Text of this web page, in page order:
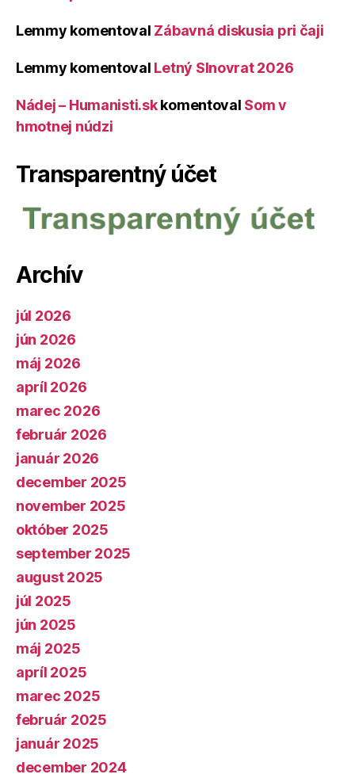
Lemmy komentoval Zábavná diskusia pri čaji
Lemmy komentoval Letný Slnovrat 2026
Nádej – Humanisti.skkomentoval Som v
hmotnej núdzi
Transparentný účet
Archív
júl 2026
jún 2026
máj 2026
apríl 2026
marec 2026
február 2026
január 2026
december 2025
november 2025
október 2025
september 2025
august 2025
júl 2025
jún 2025
máj 2025
apríl 2025
marec 2025
február 2025
január 2025
december 2024